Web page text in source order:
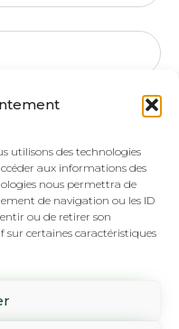
utilisons des technologies
aux informations des
nous permettra de
de navigation ou les ID
ou de retirer son
certaines caractéristiques
SEULEMENT